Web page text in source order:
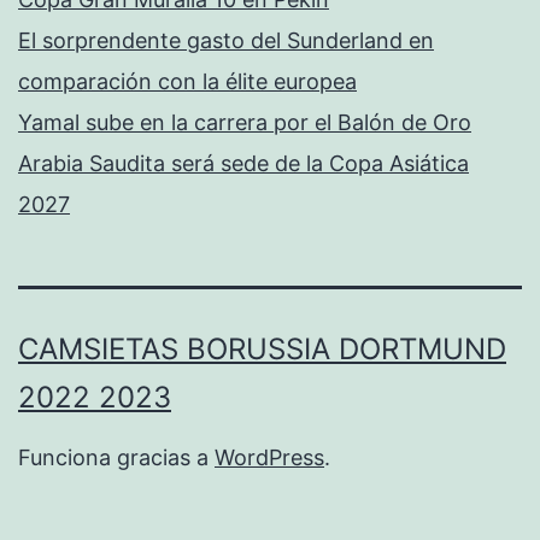
El sorprendente gasto del Sunderland en
comparación con la élite europea
Yamal sube en la carrera por el Balón de Oro
Arabia Saudita será sede de la Copa Asiática
2027
CAMSIETAS BORUSSIA DORTMUND
2022 2023
Funciona gracias a WordPress.